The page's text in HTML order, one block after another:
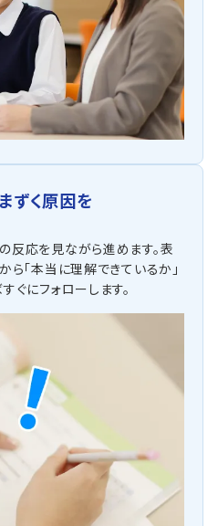
中学校 東邦大学附属東邦中学校
属中学校 千葉日本大学第一中
園中学校 東京学館浦安中学校
院中等科 巣鴨中学校 国府台女
桜蔭中学校 立教女学院中学校
校 千葉明徳中学校
我中学校 稲毛中学校 都賀中学
山王中学校 千城台西中学校 市
校 千草台中学校 草野中学校 小
中学校
ずく原因を
反応を見ながら進めます。表
ら「本当に理解できているか」
ぐにフォローします。